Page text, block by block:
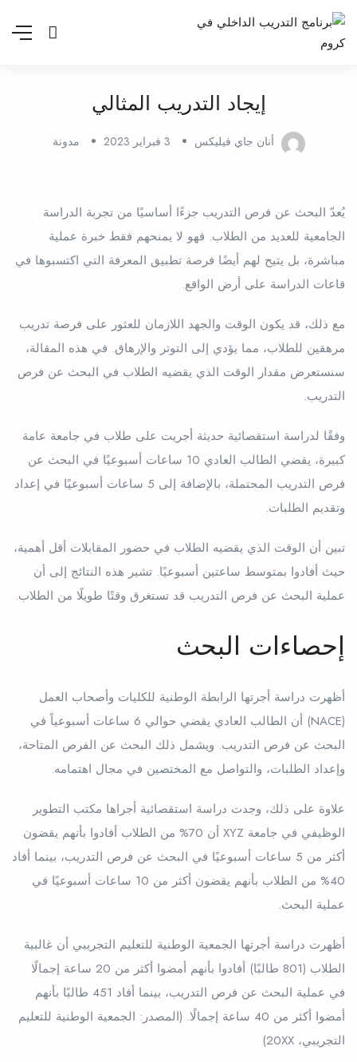
إيجاد التدريب المثالي
أنان جاي فيليكس 3 فبراير 2023 مدونة
يُعدّ البحث عن فرص التدريب جزءًا أساسيًا من تجربة الدراسة
الجامعية للعديد من الطلاب. فهو لا يمنحهم فقط خبرة عملية
مباشرة، بل يتيح لهم أيضًا فرصة تطبيق المعرفة التي اكتسبوها في
قاعات الدراسة على أرض الواقع.
مع ذلك، قد يكون الوقت والجهد اللازمان للعثور على فرصة تدريب
مرهقين للطلاب، مما يؤدي إلى التوتر والإرهاق. في هذه المقالة،
سنستعرض مقدار الوقت الذي يقضيه الطلاب في البحث عن فرص
التدريب.
وفقًا لدراسة استقصائية حديثة أجريت على طلاب في جامعة عامة
كبيرة، يقضي الطالب العادي 10 ساعات أسبوعيًا في البحث عن
فرص التدريب المحتملة، بالإضافة إلى 5 ساعات أسبوعيًا في إعداد
وتقديم الطلبات.
تبين أن الوقت الذي يقضيه الطلاب في حضور المقابلات أقل أهمية،
حيث أفادوا بمتوسط ساعتين أسبوعيًا. تشير هذه النتائج إلى أن
عملية البحث عن فرص التدريب قد تستغرق وقتًا طويلًا من الطلاب.
إحصاءات البحث
أظهرت دراسة أجرتها الرابطة الوطنية للكليات وأصحاب العمل
(NACE) أن الطالب العادي يقضي حوالي 6 ساعات أسبوعياً في
البحث عن فرص التدريب. ويشمل ذلك البحث عن الفرص المتاحة،
وإعداد الطلبات، والتواصل مع المختصين في مجال اهتمامه.
علاوة على ذلك، وجدت دراسة استقصائية أجراها مكتب التطوير
الوظيفي في جامعة XYZ أن 70% من الطلاب أفادوا بأنهم يقضون
أكثر من 5 ساعات أسبوعيًا في البحث عن فرص التدريب، بينما أفاد
40% من الطلاب بأنهم يقضون أكثر من 10 ساعات أسبوعيًا في
عملية البحث.
أظهرت دراسة أجرتها الجمعية الوطنية للتعليم التجريبي أن غالبية
الطلاب (801 طالبًا) أفادوا بأنهم أمضوا أكثر من 20 ساعة إجمالًا
في عملية البحث عن فرص التدريب، بينما أفاد 451 طالبًا بأنهم
أمضوا أكثر من 40 ساعة إجمالًا. (المصدر: الجمعية الوطنية للتعليم
التجريبي، 20XX)